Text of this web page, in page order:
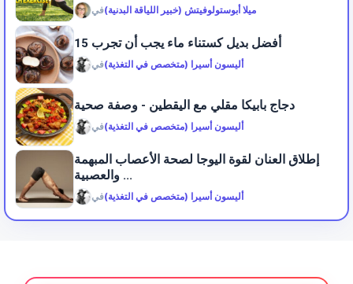
فيميلا أبوستولوفيتش (خبير اللياقة البدنية)
15 أفضل بديل كستناء ماء يجب أن تجرب
فيأليسون أسيرا (متخصص في التغذية)
دجاج بابيكا مقلي مع اليقطين - وصفة صحية
فيأليسون أسيرا (متخصص في التغذية)
إطلاق العنان لقوة اليوجا لصحة الأعصاب المبهمة
والعصبية ...
فيأليسون أسيرا (متخصص في التغذية)